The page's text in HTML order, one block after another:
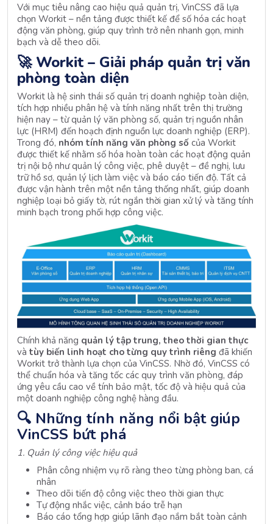
Với mục tiêu nâng cao hiệu quả quản trị, VinCSS đã lựa
chọn Workit – nền tảng được thiết kế để số hóa các hoạt
động văn phòng, giúp quy trình trở nên nhanh gọn, minh
bạch và dễ theo dõi.
🚀Workit – Giải pháp quản trị văn
phòng toàn diện
Workit là hệ sinh thái số quản trị doanh nghiệp toàn diện,
tích hợp nhiều phân hệ và tính năng nhất trên thị trường
hiện nay – từ quản lý văn phòng số, quản trị nguồn nhân
lực (HRM) đến hoạch định nguồn lực doanh nghiệp (ERP).
Trong đó, nhóm tính năng văn phòng số của Workit
được thiết kế nhằm số hóa hoàn toàn các hoạt động quản
trị nội bộ như quản lý công việc, phê duyệt – đề nghị, lưu
trữ hồ sơ, quản lý lịch làm việc và báo cáo tiến độ. Tất cả
được vận hành trên một nền tảng thống nhất, giúp doanh
nghiệp loại bỏ giấy tờ, rút ngắn thời gian xử lý và tăng tính
minh bạch trong phối hợp công việc.
Chính khả năng quản lý tập trung, theo thời gian thực
và tùy biến linh hoạt cho từng quy trình riêng đã khiến
Workit trở thành lựa chọn của VinCSS. Nhờ đó, VinCSS có
thể chuẩn hóa và tăng tốc các quy trình văn phòng, đáp
ứng yêu cầu cao về tính bảo mật, tốc độ và hiệu quả của
một doanh nghiệp công nghệ hàng đầu.
🔍 Những tính năng nổi bật giúp
VinCSS bứt phá
1. Quản lý công việc hiệu quả
Phân công nhiệm vụ rõ ràng theo từng phòng ban, cá
nhân
Theo dõi tiến độ công việc theo thời gian thực
Tự động nhắc việc, cảnh báo trễ hạn
Báo cáo tổng hợp giúp lãnh đạo nắm bắt toàn cảnh